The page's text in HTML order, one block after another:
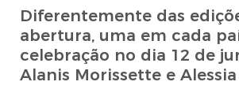
Diferentemente das
abertura, uma em cada
celebração no dia 12 de
Alanis Morissette e Alessia